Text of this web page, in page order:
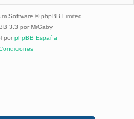
Software © phpBB Limited
3.3 por MrGaby
por phpBB España